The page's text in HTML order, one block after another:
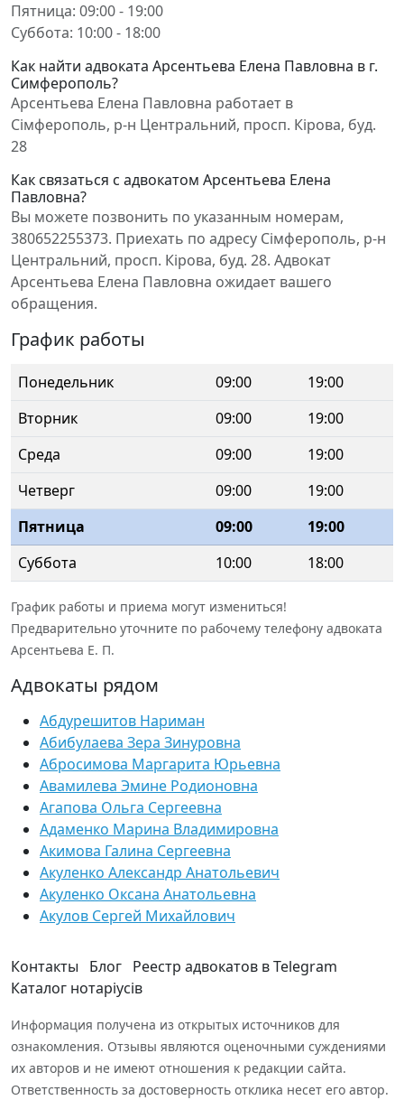
Пятница: 09:00 - 19:00
Суббота: 10:00 - 18:00
Как найти адвоката Арсентьева Елена Павловна в г.
Симферополь?
Арсентьева Елена Павловна работает в
Сімферополь, р-н Центральний, просп. Кірова, буд.
28
Как связаться с адвокатом Арсентьева Елена
Павловна?
Вы можете позвонить по указанным номерам,
380652255373. Приехать по адресу Сімферополь, р-н
Центральний, просп. Кірова, буд. 28. Адвокат
Арсентьева Елена Павловна ожидает вашего
обращения.
График работы
Понедельник 09:00
19:00
Вторник
09:00
19:00
Среда
09:00
19:00
Четверг
09:00
19:00
Пятница
09:00
19:00
Суббота
10:00 18:00
График работы и приема могут измениться!
Предварительно уточните по рабочему телефону адвоката
Арсентьева Е. П.
Адвокаты рядом
Абдурешитов Нариман
Абибулаева Зера Зинуровна
Абросимова Маргарита Юрьевна
Авамилева Эмине Родионовна
Агапова Ольга Сергеевна
Адаменко Марина Владимировна
Акимова Галина Сергеевна
Акуленко Александр Анатольевич
Акуленко Оксана Анатольевна
Акулов Сергей Михайлович
Контакты Блог Реестр адвокатов в Telegram
Каталог нотаріусів
Информация получена из открытых источников для
ознакомления. Отзывы являются оценочными суждениями
их авторов и не имеют отношения к редакции сайта.
Ответственность за достоверность отклика несет его автор.